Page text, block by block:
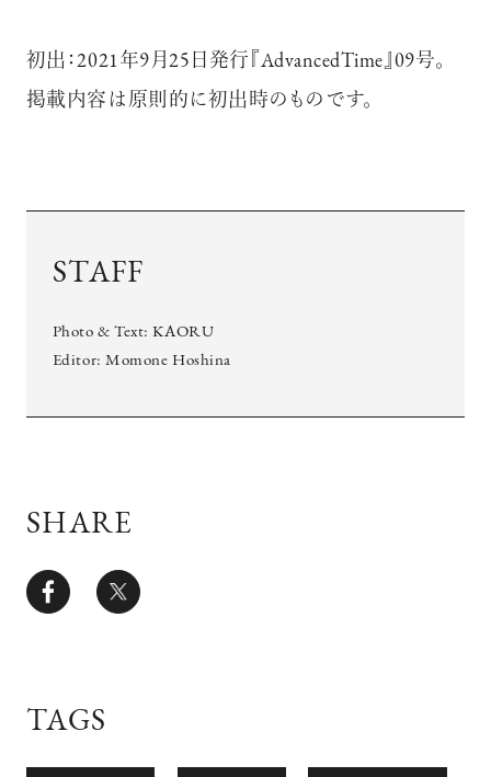
初出：2021年9月25日発行『AdvancedTime』09号。
掲載内容は原則的に初出時のものです。
STAFF
Photo & Text: KAORU
Editor: Momone Hoshina
SHARE
TAGS